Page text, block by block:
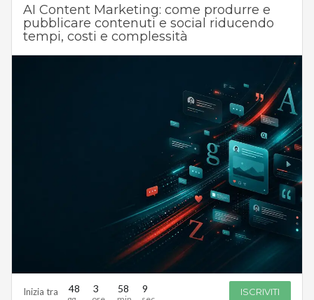
AI Content Marketing: come produrre e
pubblicare contenuti e social riducendo
tempi, costi e complessità
Inizia tra 48 3 58 8 ISCRIVITI